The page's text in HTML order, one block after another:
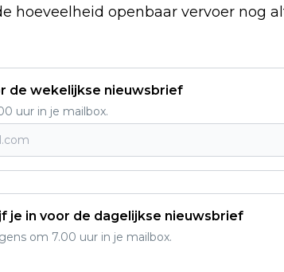
hoeveelheid openbaar vervoer nog
de wekelijkse nieuwsbrief
uur in je mailbox.
je in voor de dagelijkse nieuwsbrief
om 7.00 uur in je mailbox.